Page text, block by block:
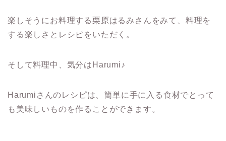
楽しそうにお料理する栗原はるみさんをみて、料理を
する楽しさとレシピをいただく。
そして料理中、気分はHarumi♪
Harumiさんのレシピは、簡単に手に入る食材でとって
も美味しいものを作ることができます。